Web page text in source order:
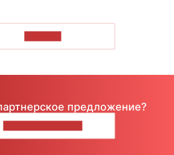
предложение?